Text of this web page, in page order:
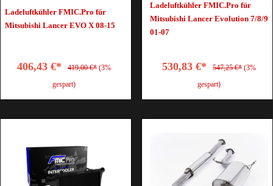
Ladeluftkühler FMIC.Pro für
Mitsubishi Lancer EVO X 08-15
406,43 €* 419,00 €* (3%
gespart)
Ladeluftkühler FMIC.Pro für
Mitsubishi Lancer Evolution 7/8/9
01-07
530,83 €* 547,25 €* (3%
gespart)